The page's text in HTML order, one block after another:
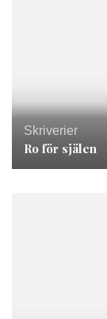
Skriverier
Ro för själen